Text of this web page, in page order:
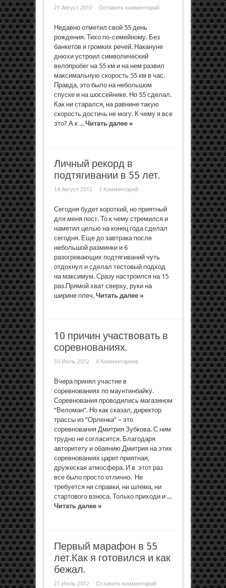
21 Август 2012 Оставить комментарий
Недавно отметил свой 55 день
рождения. Тихо по-семейному. Без
банкетов и громких речей. Накануне
днюхи устроил символический
велопробег на 55 км и на нем развил
максимальную скорость 55 км в час.
Правда, это было на небольшом
спуске и на шоссейнике. Но 55 сделал.
Как ни старался, на равнине такую
скорость достичь не могу. К чему я все
это? А к ... Читать далее »
Личный рекорд в
подтягивании в 55 лет.
14 Август 2012 1 Комментарий
Сегодня будет короткий, но приятный
для меня пост. То к чему стремился и
наметил целью на конец года сделал
сегодня. Еще до завтрака после
небольшой разминки и 6
разогревающих подтягиваний чуть
отдохнул и сделал тестовый подход
на максимум. Сразу настроился на 15
раз.Прямой хват сверху, руки на
ширине плеч. Читать далее »
10 причин участвовать в
соревнованиях.
30 Июль 2012 4 Комментариев
Вчера принял участие в
соревнованиях по маунтинбайку.
Соревнования проводились магазином
“Веломан”. Но как сказал, директор
трассы из “Орленка” – это
соревнования Дмитрия Зубкова. С ним
трудно не согласится. Благодаря
авторитету и обаянию Дмитрия на этих
соревнованиях царит приятная,
дружеская атмосфера. И в этот раз
все было просто отлично. Не
требуется ни справки, ни шлема, ни
стартового взноса. Только приходи и ...
Читать далее »
Первый марафон в 55
лет.Как я готовился и как
бежал.
21 Июль 2012 Оставить комментарий